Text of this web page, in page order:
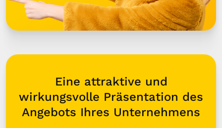
Eine attraktive und
wirkungsvolle Präsentation des
Angebots Ihres Unternehmens